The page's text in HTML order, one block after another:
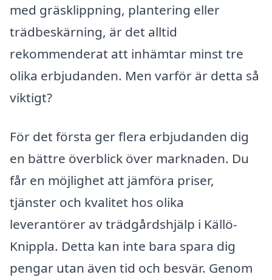
med gräsklippning, plantering eller
trädbeskärning, är det alltid
rekommenderat att inhämtar minst tre
olika erbjudanden. Men varför är detta så
viktigt?
För det första ger flera erbjudanden dig
en bättre överblick över marknaden. Du
får en möjlighet att jämföra priser,
tjänster och kvalitet hos olika
leverantörer av trädgårdshjälp i Källö-
Knippla. Detta kan inte bara spara dig
pengar utan även tid och besvär. Genom